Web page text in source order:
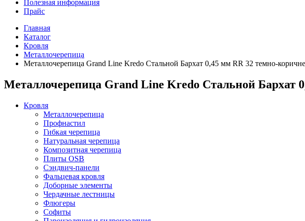
Полезная информация
Прайс
Главная
Каталог
Кровля
Металлочерепица
Металлочерепица Grand Line Kredo Стальной Бархат 0,45 мм RR 32 темно-
Металлочерепица Grand Line Kredo Стальной Бархат
Кровля
Металлочерепица
Профнастил
Гибкая черепица
Натуральная черепица
Композитная черепица
Плиты OSB
Сэндвич-панели
Фальцевая кровля
Доборные элементы
Чердачные лестницы
Флюгеры
Софиты